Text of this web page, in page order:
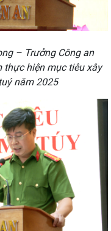
– Trưởng Công an
thực hiện mục tiêu xây
năm 2025